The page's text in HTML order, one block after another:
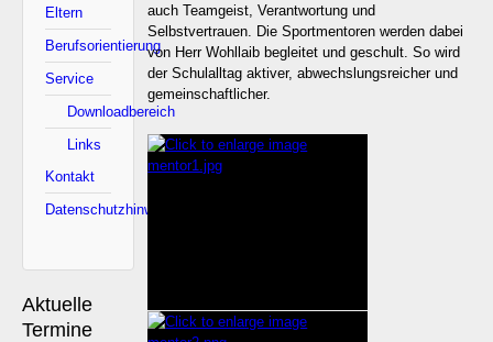
Eltern
Berufsorientierung
Service
Downloadbereich
Links
Kontakt
Datenschutzhinweise
Aktuelle
Termine
auch Teamgeist, Verantwortung und
Selbstvertrauen. Die Sportmentoren werden dabei
von Herr Wohllaib begleitet und geschult. So wird
der Schulalltag aktiver, abwechslungsreicher und
gemeinschaftlicher.